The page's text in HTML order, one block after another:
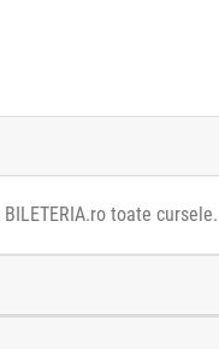
toate cursele.